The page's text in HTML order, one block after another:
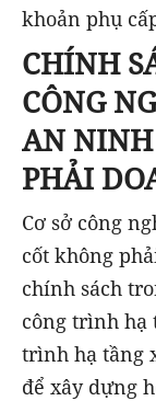
khoản phụ
CHÍNH
CÔNG
AN NINH
PHẢI
Cơ sở công
cốt không
chính sách
công trình hạ
trình hạ tầng
để xây dựng